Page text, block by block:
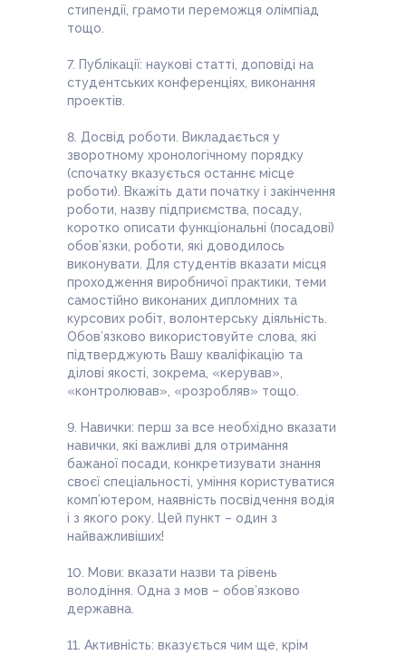
стипендії, грамоти переможця олімпіад
тощо.
7. Публікації: наукові статті, доповіді на
студентських конференціях, виконання
проектів.
8. Досвід роботи. Викладається у
зворотному хронологічному порядку
(спочатку вказується останнє місце
роботи). Вкажіть дати початку i закінчення
роботи, назву підприємства, посаду,
коротко описати функціональні (посадові)
обов’язки, роботи, які доводилось
виконувати. Для студентів вказати місця
проходження виробничої практики, теми
самостійно виконаних дипломних та
курсових робіт, волонтерську діяльність.
Обов’язково використовуйте слова, які
підтверджують Вашу кваліфікацію та
ділові якості, зокрема, «керував»,
«контролював», «розробляв» тощо.
9. Навички: перш за все необхідно вказати
навички, які важливі для отримання
бажаної посади, конкретизувати знання
своєї спеціальності, уміння користуватися
комп’ютером, наявність посвідчення водія
і з якого року. Цей пункт – один з
найважливіших!
10. Мови: вказати назви та рівень
володіння. Одна з мов – обов’язково
державна.
11. Активність: вказується чим ще, крім